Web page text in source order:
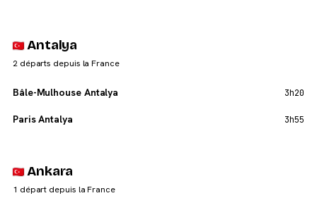
Antalya
2 départs depuis la France
Bâle-Mulhouse Antalya 3h20
Paris Antalya 3h55
Ankara
1 départ depuis la France